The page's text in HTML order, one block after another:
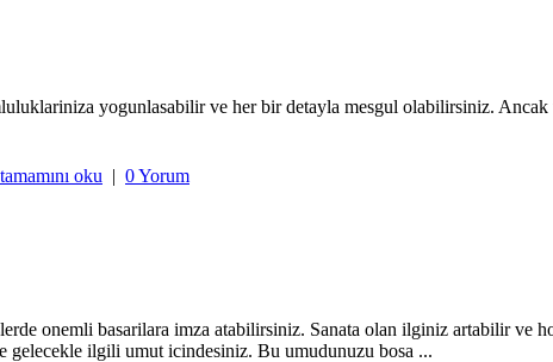
yogunlasabilir ve her bir detayla mesgul olabilirsiniz.
oku | 0 Yorum
onemli basarilara imza atabilirsiniz. Sanata olan ilginiz artabilir ve
ilgili umut icindesiniz. Bu umudunuzu bosa ...